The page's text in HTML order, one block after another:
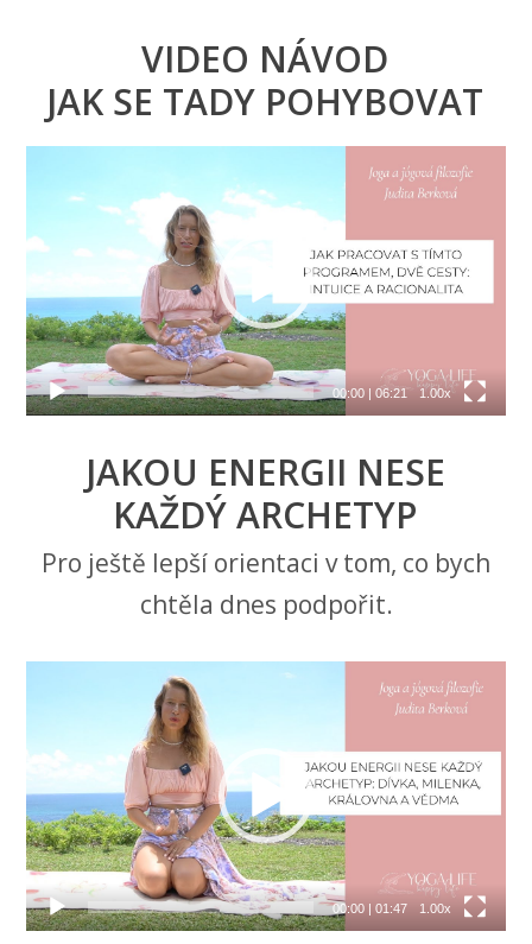
VIDEO NÁVOD
JAK SE TADY POHYBOVAT
přehrávač
00:00| 06:21 1.00x
JAKOU ENERGII NESE
KAŽDÝ ARCHETYP
Pro ještě lepší orientaci v tom, co bych
chtěla dnes podpořit.
00:00| 01:47 1.00x